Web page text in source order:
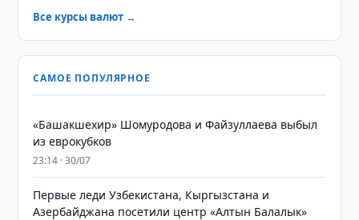
Все курсы валют →
САМОЕ ПОПУЛЯРНОЕ
«Башакшехир» Шомуродова и Файзуллаева выбыл
из еврокубков
23:14 · 30/07
Первые леди Узбекистана, Кыргызстана и
Азербайджана посетили центр «Алтын Балалык»